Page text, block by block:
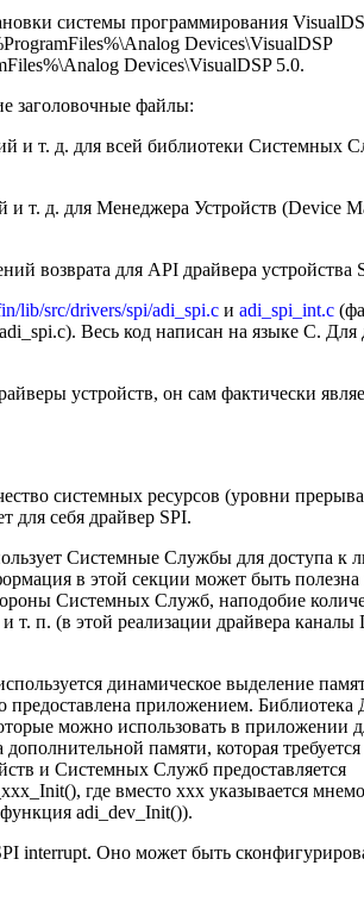
системы программирования
Devices\VisualDSP
Devices\VisualDSP 5.0.
заголовочные файлы:
и т. д. для всей библиотеки Системных
и т. д. для Менеджера Устройств (Device
возврата для API драйвера устройства
lib/src/drivers/spi/adi_spi.cи adi_spi_int.c
Весь код написан на языке C. Для
устройств, он сам фактически
системных ресурсов (уровни
для себя драйвер SPI.
Системные Службы для доступа к
в этой секции может быть полезна
Системных Служб, наподобие
т. п. (в этой реализации драйвера каналы
динамическое выделение
приложением. Библиотека
можно использовать в приложении
памяти, которая требуется
и Системных Служб предоставляется
где вместо xxx указывается
adi_dev_Init()).
interrupt. Оно может быть